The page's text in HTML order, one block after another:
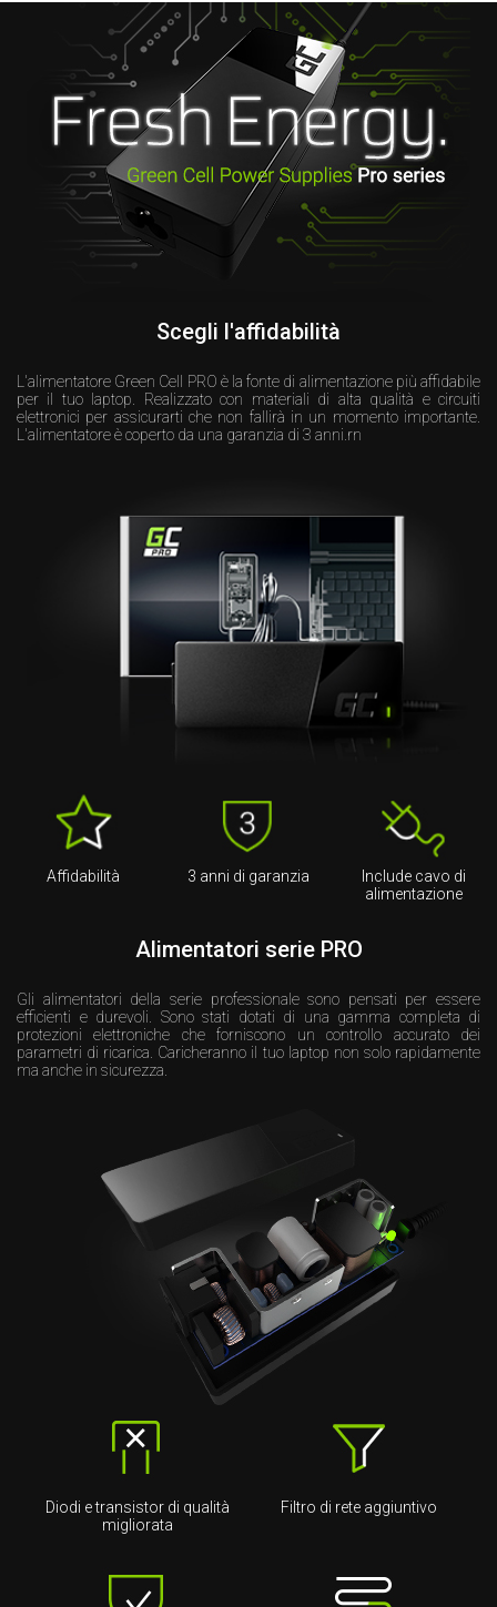
Scegli l'affidabilità
L'alimentatore Green Cell PRO è la fonte di alimentazione più affidabile
per il tuo laptop. Realizzato con materiali di alta qualità e circuiti
elettronici per assicurarti che non fallirà in un momento importante.
L'alimentatore è coperto da una garanzia di 3 anni.rn
Affidabilità 3 anni di garanzia
Include cavo di
alimentazione
Alimentatori serie PRO
Gli alimentatori della serie professionale sono pensati per essere
efficienti e durevoli. Sono stati dotati di una gamma completa di
protezioni elettroniche che forniscono un controllo accurato dei
parametri di ricarica. Caricheranno il tuo laptop non solo rapidamente
ma anche in sicurezza.
Diodi e transistor di qualità
migliorata
Filtro di rete aggiuntivo